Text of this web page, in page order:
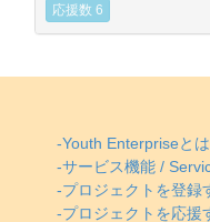
応援数 6
-Youth Enterpriseと
-サービス機能 /
-プロジェクトを登録
-プロジェクトを応援